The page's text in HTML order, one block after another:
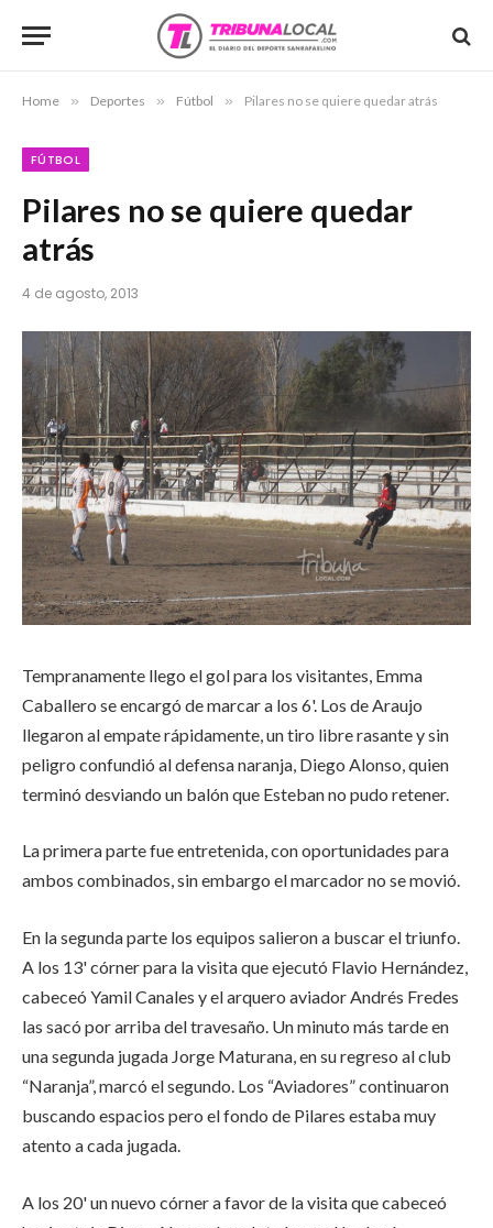
Home » Deportes » Fútbol » Pilares no se quiere quedar atrás
FÚTBOL
Pilares no se quiere quedar
atrás
4 de agosto, 2013
Tempranamente llego el gol para los visitantes, Emma
Caballero se encargó de marcar a los 6'. Los de Araujo
llegaron al empate rápidamente, un tiro libre rasante y sin
peligro confundió al defensa naranja, Diego Alonso, quien
terminó desviando un balón que Esteban no pudo retener.
La primera parte fue entretenida, con oportunidades para
ambos combinados, sin embargo el marcador no se movió.
En la segunda parte los equipos salieron a buscar el triunfo.
A los 13' córner para la visita que ejecutó Flavio Hernández,
cabeceó Yamil Canales y el arquero aviador Andrés Fredes
las sacó por arriba del travesaño. Un minuto más tarde en
una segunda jugada Jorge Maturana, en su regreso al club
“Naranja”, marcó el segundo. Los “Aviadores” continuaron
buscando espacios pero el fondo de Pilares estaba muy
atento a cada jugada.
A los 20' un nuevo córner a favor de la visita que cabeceó